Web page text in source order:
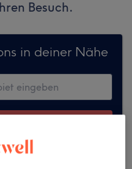
Besuch.
in deiner Nähe